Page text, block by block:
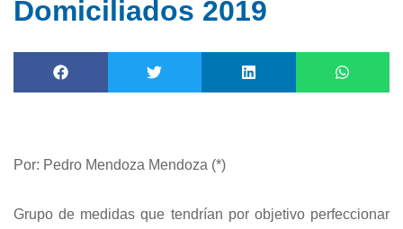
Domiciliados 2019
Por: Pedro Mendoza Mendoza (*)
Grupo de medidas que tendrían por objetivo perfeccionar